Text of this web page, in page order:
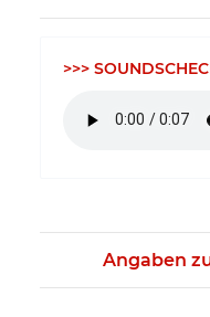
>>>
Angaben